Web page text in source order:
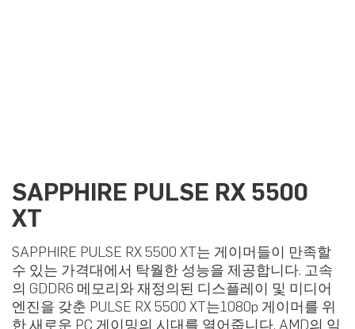
SAPPHIRE PULSE RX 5500
XT
SAPPHIRE PULSE RX 5500 XT는 게이머들이 만족할
수 있는 가격대에서 탁월한 성능을 제공합니다. 고속
의 GDDR6 메모리와 재정의된 디스플레이 및 미디어
엔진을 갖춘 PULSE RX 5500 XT는1080p 게이머를 위
한 새로운 PC 게이밍의 시대를 열어줍니다. AMD의 익